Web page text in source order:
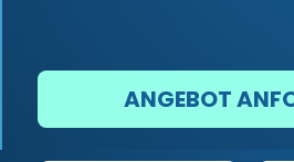
ANGEBOT